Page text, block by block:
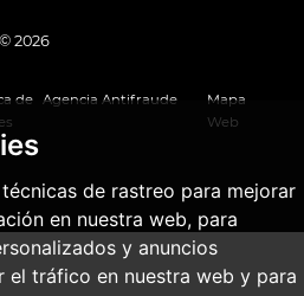
de rastreo para mejorar
en nuestra web, para
y anuncios
el tráfico en nuestra web y para
2026
de Agencia Antifraude
Mapa
Web